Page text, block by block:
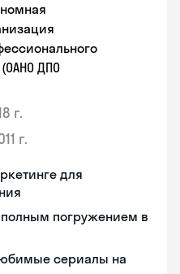
ДПО
г.
г.
для
полным погружением в
сериалы на